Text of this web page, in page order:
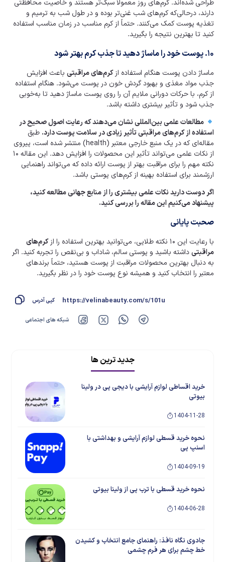
طراحی شده‌اند. کرم‌های روز معمولاً سبک‌تر هستند و خاصیت محافظتی
دارند، درحالی‌که کرم‌های شب غنی‌تر بوده و در طول شب به ترمیم و
تغذیه پوست کمک می‌کنند. حتماً از کرم مناسب در زمان مناسب استفاده
کنید تا بهترین نتیجه را بگیرید.
۱۰. پوست خود را ماساژ دهید تا جذب کرم بهتر شود
ماساژ دادن پوست هنگام استفاده ازکرم‌های مراقبتی باعث افزایش
جذب مواد مغذی و بهبود گردش خون در پوست می‌شود. هنگام استفاده
از کرم، با حرکات دورانی ملایم آن را روی پوست ماساژ دهید تا به‌خوبی
جذب شود و تأثیر بیشتری داشته باشد.
مطالعات علمی بین‌المللی نشان می‌دهند که رعایت اصول صحیح در
استفاده از کرم‌های مراقبتی تأثیر زیادی در سلامت پوست دارد. طبق
مقاله‌ای که در یک منبع خارجی معتبر (health) منتشر شده است، پیروی
از نکات علمی می‌تواند تأثیر این محصولات را افزایش دهد. این مقاله ۱۰
نکته مهم را برای مراقبت بهتر از پوست ارائه داده که می‌تواند راهنمایی
ارزشمند برای استفاده بهینه از کرم‌های پوستی باشد.
اگر دوست دارید نکات علمی بیشتری را از منابع جهانی مطالعه کنید،
پیشنهاد می‌کنیم این مقاله را بررسی کنید.
صحبت پایانی
با رعایت این ۱۰ نکته طلایی، می‌توانید بهترین استفاده را از
کرم‌های
مراقبتیداشته باشید و پوستی سالم، شاداب و بی‌نقص را تجربه کنید. اگر
به دنبال بهترین محصولات مراقبت از پوست هستید، حتماً برندهای
معتبر را انتخاب کنید و همیشه نوع پوست خود را در نظر بگیرید.
https://velinabeauty.com/s/101u کپی آدرس
شبکه های اجتماعی
جدید ترین ها
خرید اقساطی لوازم آرایشی با دیجی پی در ولینا
بیوتی
1404-11-28
نحوه خرید قسطی لوازم آرایشی و بهداشتی با
اسنپ پی
1404-09-19
نحوه خرید قسطی با ترب پی از ولینا بیوتی
1404-06-28
جادوی نگاه نافذ: راهنمای جامع انتخاب و کشیدن
خط چشم برای هر فرم چشمی